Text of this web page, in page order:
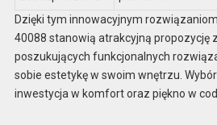
Dzięki tym innowacyjnym
40088 stanowią atrakcyjną propozycję
poszukujących funkcjonalnych
sobie estetykę w swoim wnętrzu.
inwestycja w komfort oraz piękno w